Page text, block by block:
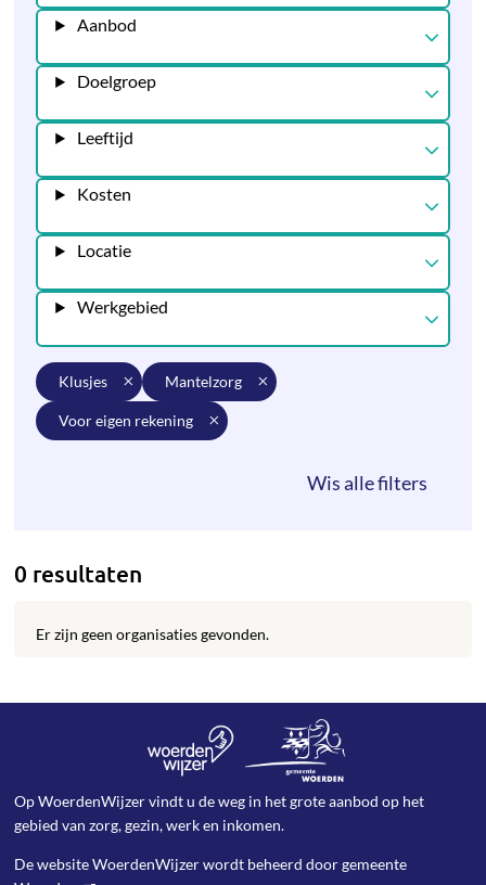
Aanbod
Doelgroep
Leeftijd
Kosten
Locatie
Werkgebied
klusjes mantelzorg
voor eigen rekening
0 resultaten
Er zijn geen organisaties gevonden.
Op WoerdenWijzer vindt u de weg in het grote aanbod op het
gebied van zorg, gezin, werk en inkomen.
De website WoerdenWijzer wordt beheerd doorgemeente